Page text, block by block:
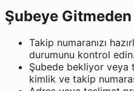
Şubeye
Takip numaranızı
durumunu kontrol edin.
Şubede bekliyor veya
kimlik ve takip